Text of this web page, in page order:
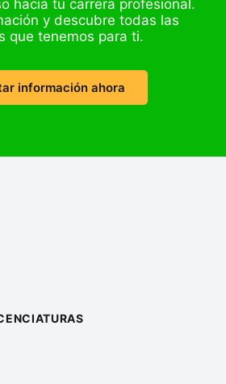
hacia tu carrera profesional.
y descubre todas las
que tenemos para ti.
información ahora